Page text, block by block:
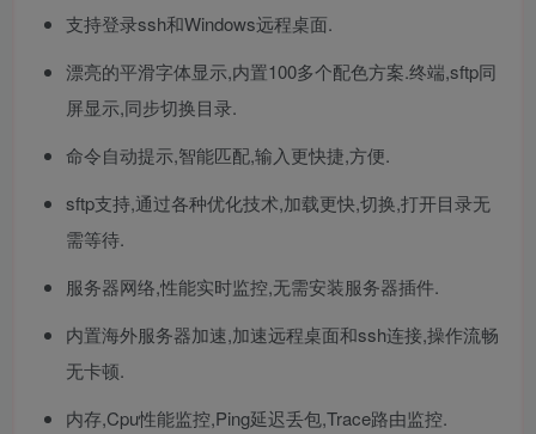
支持登录ssh和Windows远程桌面.
漂亮的平滑字体显示,内置100多个配色方案.终端,sftp同
屏显示,同步切换目录.
命令自动提示,智能匹配,输入更快捷,方便.
sftp支持,通过各种优化技术,加载更快,切换,打开目录无
需等待.
服务器网络,性能实时监控,无需安装服务器插件.
内置海外服务器加速,加速远程桌面和ssh连接,操作流畅
无卡顿.
内存,Cpu性能监控,Ping延迟丢包,Trace路由监控.